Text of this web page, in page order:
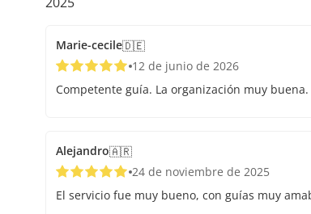
Marie-cecile🇩🇪
12 de junio de 2026
Competente guía. La organización muy buena.
Alejandro🇦🇷
24 de noviembre de 2025
El servicio fue muy bueno, con guías muy